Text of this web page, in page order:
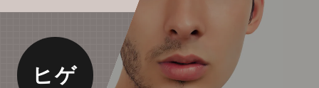
ヒゲ